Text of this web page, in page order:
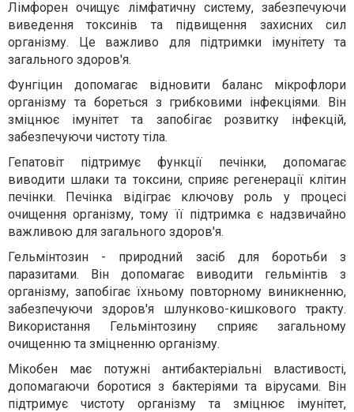
Лімфорен очищує лімфатичну систему, забезпечуючи
виведення токсинів та підвищення захисних сил
організму. Це важливо для підтримки імунітету та
загального здоров'я.
Фунгіцин допомагає відновити баланс мікрофлори
організму та бореться з грибковими інфекціями. Він
зміцнює імунітет та запобігає розвитку інфекцій,
забезпечуючи чистоту тіла.
Гепатовіт підтримує функції печінки, допомагає
виводити шлаки та токсини, сприяє регенерації клітин
печінки. Печінка відіграє ключову роль у процесі
очищення організму, тому її підтримка є надзвичайно
важливою для загального здоров'я.
Гельмінтозин - природний засіб для боротьби з
паразитами. Він допомагає виводити гельмінтів з
організму, запобігає їхньому повторному виникненню,
забезпечуючи здоров'я шлунково-кишкового тракту.
Використання Гельмінтозину сприяє загальному
очищенню та зміцненню організму.
Мікобен має потужні антибактеріальні властивості,
допомагаючи боротися з бактеріями та вірусами. Він
підтримує чистоту організму та зміцнює імунітет,